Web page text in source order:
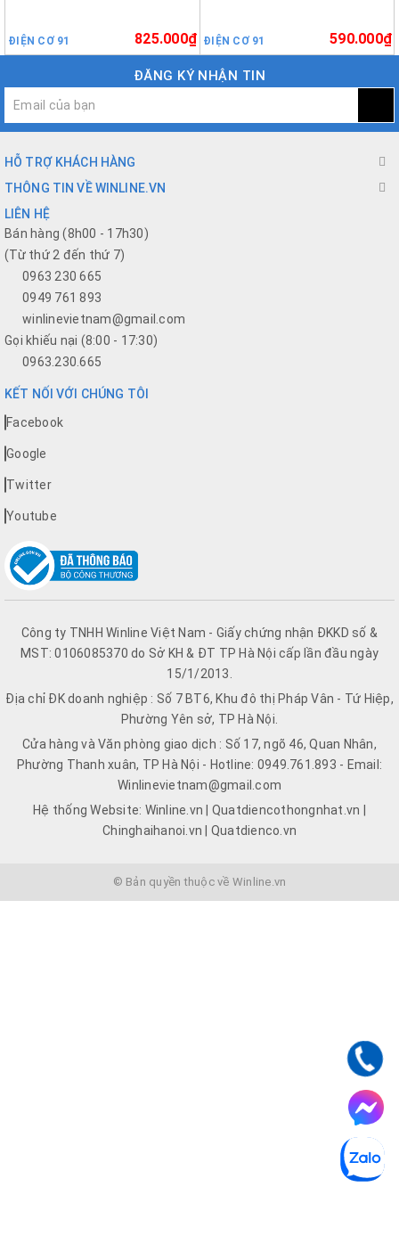
ĐIỆN CƠ 91 825.000₫ ĐIỆN CƠ 91 590.000₫
ĐĂNG KÝ NHẬN TIN
HỖ TRỢ KHÁCH HÀNG
THÔNG TIN VỀ WINLINE.VN
LIÊN HỆ
Bán hàng (8h00 - 17h30)
(Từ thứ 2 đến thứ 7)
0963 230 665
0949 761 893
winlinevietnam@gmail.com
Gọi khiếu nại (8:00 - 17:30)
0963.230.665
KẾT NỐI VỚI CHÚNG TÔI
Facebook
Google
Twitter
Youtube
Công ty TNHH Winline Việt Nam - Giấy chứng nhận ĐKKD số &
MST: 0106085370 do Sở KH & ĐT TP Hà Nội cấp lần đầu ngày
15/1/2013.
Địa chỉ ĐK doanh nghiệp : Số 7 BT6, Khu đô thị Pháp Vân - Tứ Hiệp,
Phường Yên sở, TP Hà Nội.
Cửa hàng và Văn phòng giao dịch : Số 17, ngõ 46, Quan Nhân,
Phường Thanh xuân, TP Hà Nội - Hotline: 0949.761.893 - Email:
Winlinevietnam@gmail.com
Hệ thống Website: Winline.vn | Quatdiencothongnhat.vn |
Chinghaihanoi.vn | Quatdienco.vn
© Bản quyền thuộc về Winline.vn